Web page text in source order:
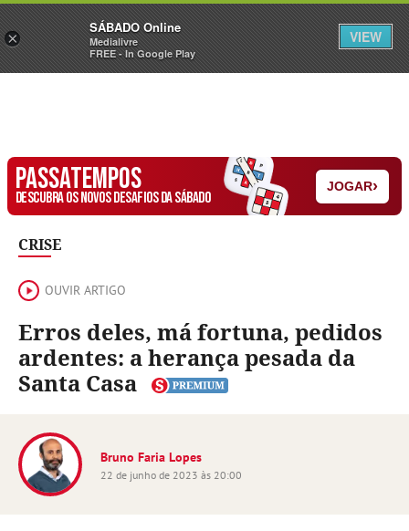
Sábado Assine Iniciar Sessão
PASSATEMPOS
DESCUBRA OS NOVOS DESAFIOS DA SÁBADO
JOGAR›
CRISE
OUVIR ARTIGO
Erros deles, má fortuna, pedidos
ardentes: a herança pesada da
Santa Casa
Bruno Faria Lopes
22 de junho de 2023 às 20:00
×
SÁBADO Online
Medialivre
FREE - In Google Play
VIEW